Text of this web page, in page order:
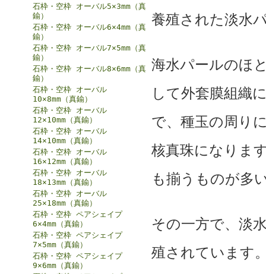
石枠・空枠 オーバル5×3mm（真
鍮）
石枠・空枠 オーバル6×4mm（真
鍮）
石枠・空枠 オーバル7×5mm（真
鍮）
石枠・空枠 オーバル8×6mm（真
鍮）
石枠・空枠 オーバル
10×8mm（真鍮）
石枠・空枠 オーバル
12×10mm（真鍮）
石枠・空枠 オーバル
14×10mm（真鍮）
石枠・空枠 オーバル
16×12mm（真鍮）
石枠・空枠 オーバル
18×13mm（真鍮）
石枠・空枠 オーバル
25×18mm（真鍮）
石枠・空枠 ペアシェイプ
6×4mm（真鍮）
石枠・空枠 ペアシェイプ
7×5mm（真鍮）
石枠・空枠 ペアシェイプ
9×6mm（真鍮）
養殖された淡水
海水パールのほ
して外套膜組織
で、種玉の周り
核真珠になりま
も揃うものが多
その一方で、淡
殖されています